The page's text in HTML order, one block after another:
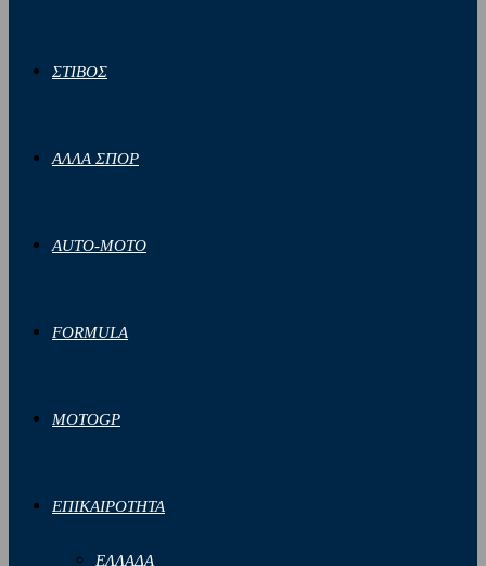
ΣΤΙΒΟΣ
ΑΛΛΑ ΣΠΟΡ
AUTO-MOTO
FORMULA
MOTOGP
ΕΠΙΚΑΙΡΟΤΗΤΑ
ΕΛΛΑΔΑ